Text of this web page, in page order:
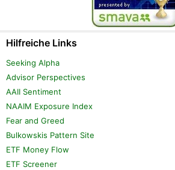
Hilfreiche Links
Seeking Alpha
Advisor Perspectives
AAII Sentiment
NAAIM Exposure Index
Fear and Greed
Bulkowskis Pattern Site
ETF Money Flow
ETF Screener